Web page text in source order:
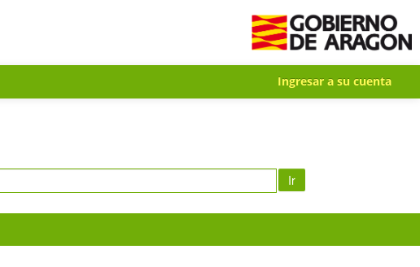
Ingresar a su cuenta
Ir